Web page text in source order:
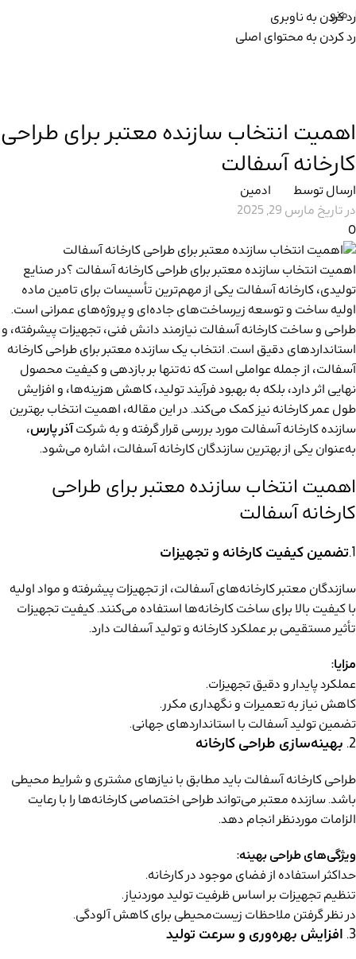
رد کردن به ناوبری
رد کردن به محتوای اصلی
منو
مجله شرکت آذر پارس
اهمیت انتخاب سازنده معتبر برای طراحی
کارخانه آسفالت
ارسال توسط
ادمین
در تاریخ مارس 29, 2025
0
اهمیت انتخاب سازنده معتبر برای طراحی کارخانه آسفالت ؟ در صنایع
تولیدی، کارخانه آسفالت یکی از مهم‌ترین تأسیسات برای تامین ماده
اولیه ساخت و توسعه زیرساخت‌های جاده‌ای و پروژه‌های عمرانی است.
طراحی و ساخت کارخانه آسفالت نیازمند دانش فنی، تجهیزات پیشرفته، و
استانداردهای دقیق است. انتخاب یک سازنده معتبر برای طراحی کارخانه
آسفالت، از جمله عواملی است که نه‌تنها بر بازدهی و کیفیت محصول
نهایی اثر دارد، بلکه به بهبود فرآیند تولید، کاهش هزینه‌ها، و افزایش
طول عمر کارخانه نیز کمک می‌کند. در این مقاله، اهمیت انتخاب بهترین
سازنده کارخانه آسفالت مورد بررسی قرار گرفته و به شرکت آذر پارس،
به‌عنوان یکی از بهترین سازندگان کارخانه آسفالت، اشاره می‌شود.
اهمیت انتخاب سازنده معتبر برای طراحی
کارخانه آسفالت
1. تضمین کیفیت کارخانه و تجهیزات
سازندگان معتبر کارخانه‌های آسفالت، از تجهیزات پیشرفته و مواد اولیه
با کیفیت بالا برای ساخت کارخانه‌ها استفاده می‌کنند. کیفیت تجهیزات
تأثیر مستقیمی بر عملکرد کارخانه و تولید آسفالت دارد.
مزایا:
عملکرد پایدار و دقیق تجهیزات.
کاهش نیاز به تعمیرات و نگهداری مکرر.
تضمین تولید آسفالت با استانداردهای جهانی.
2. بهینه‌سازی طراحی کارخانه
طراحی کارخانه آسفالت باید مطابق با نیازهای مشتری و شرایط محیطی
باشد. سازنده معتبر می‌تواند طراحی اختصاصی کارخانه‌ها را با رعایت
الزامات موردنظر انجام دهد.
ویژگی‌های طراحی بهینه:
حداکثر استفاده از فضای موجود در کارخانه.
تنظیم تجهیزات بر اساس ظرفیت تولید موردنیاز.
در نظر گرفتن ملاحظات زیست‌محیطی برای کاهش آلودگی.
3. افزایش بهره‌وری و سرعت تولید